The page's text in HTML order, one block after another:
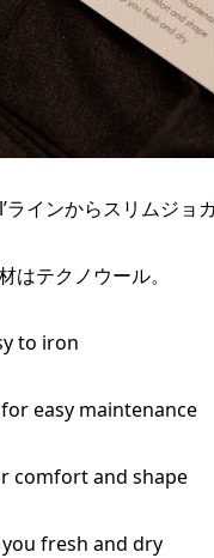
ラインからスリムジョ
はテクノウール。
to iron
easy maintenance
comfort and shape
fresh and dry